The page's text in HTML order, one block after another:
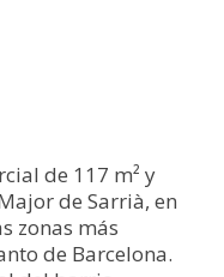
de 117 m² y
de Sarrià, en
zonas más
de Barcelona.